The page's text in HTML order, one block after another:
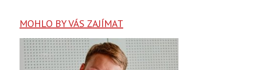
MOHLO BY VÁS ZAJÍMAT